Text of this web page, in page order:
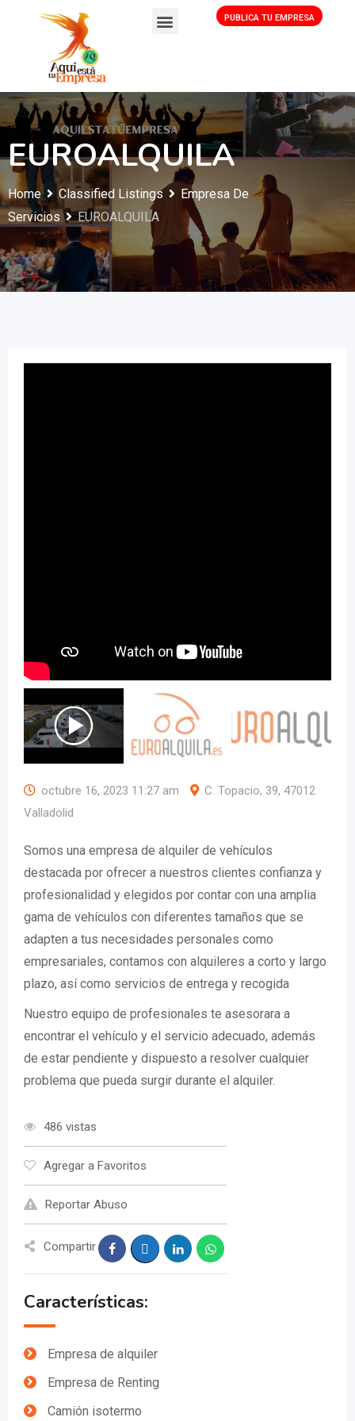
PUBLICA TU EMPRESA
EUROALQUILA
Home Classified Listings
Empresa De
Servicios
EUROALQUILA
octubre 16, 2023 11:27 am
C. Topacio, 39, 47012
Valladolid
Somos una empresa de alquiler de vehículos
destacada por ofrecer a nuestros clientes confianza y
profesionalidad y elegidos por contar con una amplia
gama de vehículos con diferentes tamaños que se
adapten a tus necesidades personales como
empresariales, contamos con alquileres a corto y largo
plazo, así como servicios de entrega y recogida
Nuestro equipo de profesionales te asesorara a
encontrar el vehículo y el servicio adecuado, además
de estar pendiente y dispuesto a resolver cualquier
problema que pueda surgir durante el alquiler.
486 vistas
Agregar a Favoritos
Reportar Abuso
Compartir
Características:
Empresa de alquiler
Empresa de Renting
Camión isotermo